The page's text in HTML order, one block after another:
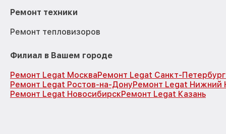
Ремонт техники
Ремонт тепловизоров
Филиал в Вашем городе
Ремонт Legat МоскваРемонт Legat Санкт-Петербург
Ремонт Legat Ростов-на-ДонуРемонт Legat Нижний
Ремонт Legat НовосибирскРемонт Legat Казань